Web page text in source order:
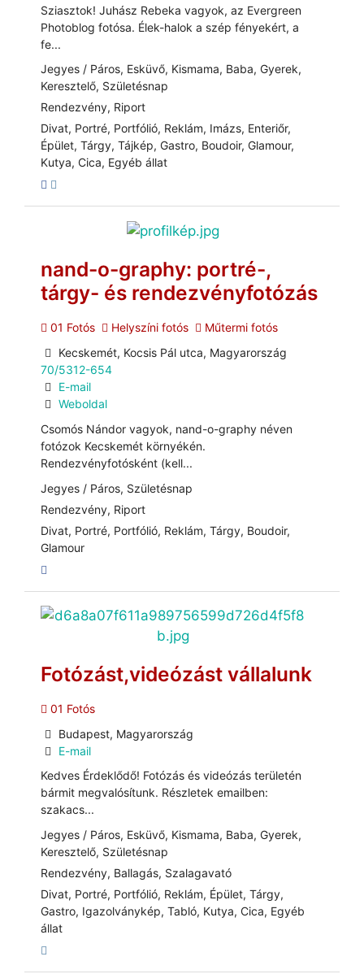
Sziasztok! Juhász Rebeka vagyok, az Evergreen
Photoblog fotósa. Élek-halok a szép fényekért, a
fe...
Jegyes / Páros, Esküvő, Kismama, Baba, Gyerek,
Keresztelő, Születésnap
Rendezvény, Riport
Divat, Portré, Portfólió, Reklám, Imázs, Enteriőr,
Épület, Tárgy, Tájkép, Gastro, Boudoir, Glamour,
Kutya, Cica, Egyéb állat
nand-o-graphy: portré-,
tárgy- és rendezvényfotózás
01 Fotós Helyszíni fotós
Műtermi fotós
Kecskemét, Kocsis Pál utca, Magyarország
70/5312-654
E-mail
Weboldal
Csomós Nándor vagyok, nand-o-graphy néven
fotózok Kecskemét környékén.
Rendezvényfotósként (kell...
Jegyes / Páros, Születésnap
Rendezvény, Riport
Divat, Portré, Portfólió, Reklám, Tárgy, Boudoir,
Glamour
Fotózást,videózást vállalunk
01 Fotós
Budapest, Magyarország
E-mail
Kedves Érdeklődő! Fotózás és videózás területén
bármit megvalósítunk. Részletek emailben:
szakacs...
Jegyes / Páros, Esküvő, Kismama, Baba, Gyerek,
Keresztelő, Születésnap
Rendezvény, Ballagás, Szalagavató
Divat, Portré, Portfólió, Reklám, Épület, Tárgy,
Gastro, Igazolványkép, Tabló, Kutya, Cica, Egyéb
állat